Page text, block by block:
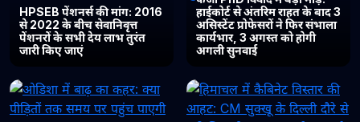
HPSEB पेंशनर्स की मांग: 2016
से 2022 के बीच सेवानिवृत्त
पेंशनरों के सभी देय लाभ तुरंत
जारी किए जाएं
हाईकोर्ट से अंतरिम राहत के बाद 3
असिस्टेंट प्रोफेसरों ने फिर संभाला
कार्यभार, 3 अगस्त को होगी
अगली सुनवाई